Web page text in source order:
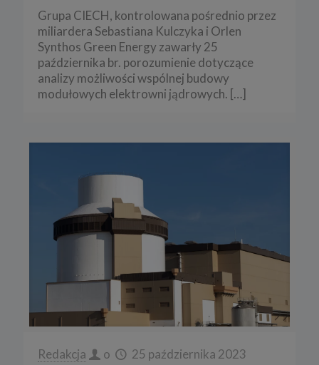
Grupa CIECH, kontrolowana pośrednio przez
miliardera Sebastiana Kulczyka i Orlen
Synthos Green Energy zawarły 25
października br. porozumienie dotyczące
analizy możliwości wspólnej budowy
modułowych elektrowni jądrowych. […]
Redakcja o 25 października 2023